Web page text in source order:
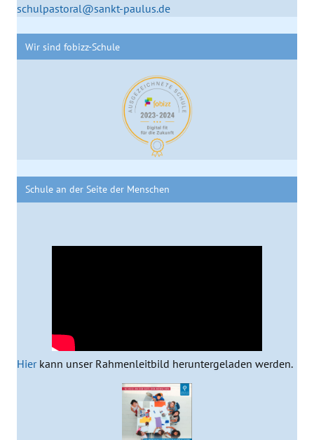
schulpastoral@sankt-paulus.de
Wir sind fobizz-Schule
Schule an der Seite der Menschen
Hierkann unser Rahmenleitbild heruntergeladen werden.